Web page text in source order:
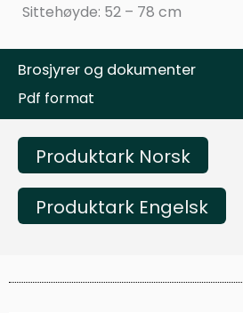
Sittehøyde: 52 – 78 cm
Brosjyrer og dokumenter
Pdf format
Produktark Norsk
Produktark Engelsk